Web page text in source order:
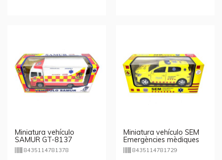
Miniatura vehículo
SAMUR GT-8137
8435114781378
Miniatura vehículo SEM
Emergències mèdiques
GT-8172
8435114781729